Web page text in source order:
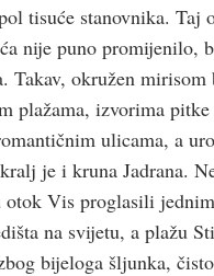
tisuće stanovnika. Taj
nije puno promijenilo,
Takav, okružen mirisom
plažama, izvorima pitke
ulicama, a
je i kruna Jadrana.
otok Vis proglasili
na svijetu, a plažu
bijeloga šljunka,